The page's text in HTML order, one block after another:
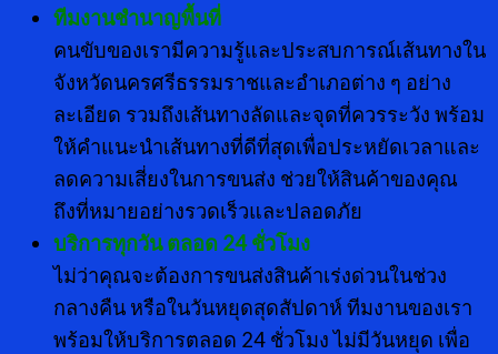
ทีมงานชำนาญพื้นที่
คนขับของเรามีความรู้และประสบการณ์เส้นทางใน
จังหวัดนครศรีธรรมราชและอำเภอต่าง ๆ อย่าง
ละเอียด รวมถึงเส้นทางลัดและจุดที่ควรระวัง พร้อม
ให้คำแนะนำเส้นทางที่ดีที่สุดเพื่อประหยัดเวลาและ
ลดความเสี่ยงในการขนส่ง ช่วยให้สินค้าของคุณ
ถึงที่หมายอย่างรวดเร็วและปลอดภัย
บริการทุกวัน ตลอด 24 ชั่วโมง
ไม่ว่าคุณจะต้องการขนส่งสินค้าเร่งด่วนในช่วง
กลางคืน หรือในวันหยุดสุดสัปดาห์ ทีมงานของเรา
พร้อมให้บริการตลอด 24 ชั่วโมง ไม่มีวันหยุด เพื่อ